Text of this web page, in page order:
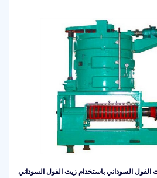
الفول السوداني باستخدام زيت الفول السوداني